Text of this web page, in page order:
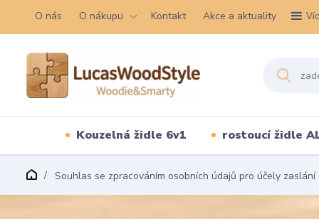
O nás O nákupu Kontakt Akce a aktuality
Kouzelná židle 6v1 rostoucí židle
Souhlas se zpracováním osobních údajů pro účely